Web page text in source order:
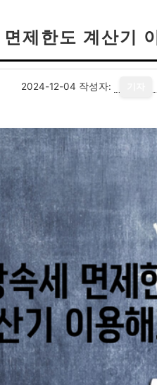
제한도 계산기
2024-12-04 작성자: